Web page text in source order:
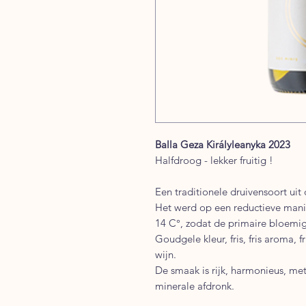
Balla Geza Királyleanyka 2023
Halfdroog - lekker fruitig !
Een traditionele druivensoort uit
Het werd op een reductieve
14 C°, zodat de primaire
Goudgele kleur, fris, fris
wijn.
De smaak is rijk, harmonieus,
minerale afdronk.